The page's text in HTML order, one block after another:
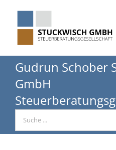
Gudrun Schober
GmbH